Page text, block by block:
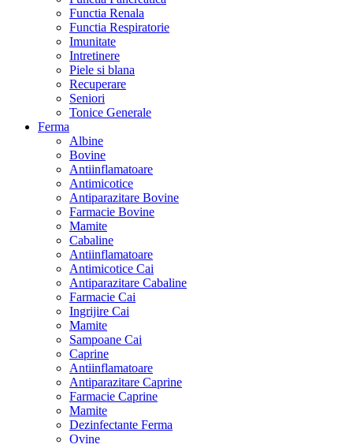
Functia Renala
Functia Respiratorie
Imunitate
Intretinere
Piele si blana
Recuperare
Seniori
Tonice Generale
Ferma
Albine
Bovine
Antiinflamatoare
Antimicotice
Antiparazitare Bovine
Farmacie Bovine
Mamite
Cabaline
Antiinflamatoare
Antimicotice Cai
Antiparazitare Cabaline
Farmacie Cai
Ingrijire Cai
Mamite
Sampoane Cai
Caprine
Antiinflamatoare
Antiparazitare Caprine
Farmacie Caprine
Mamite
Dezinfectante Ferma
Ovine